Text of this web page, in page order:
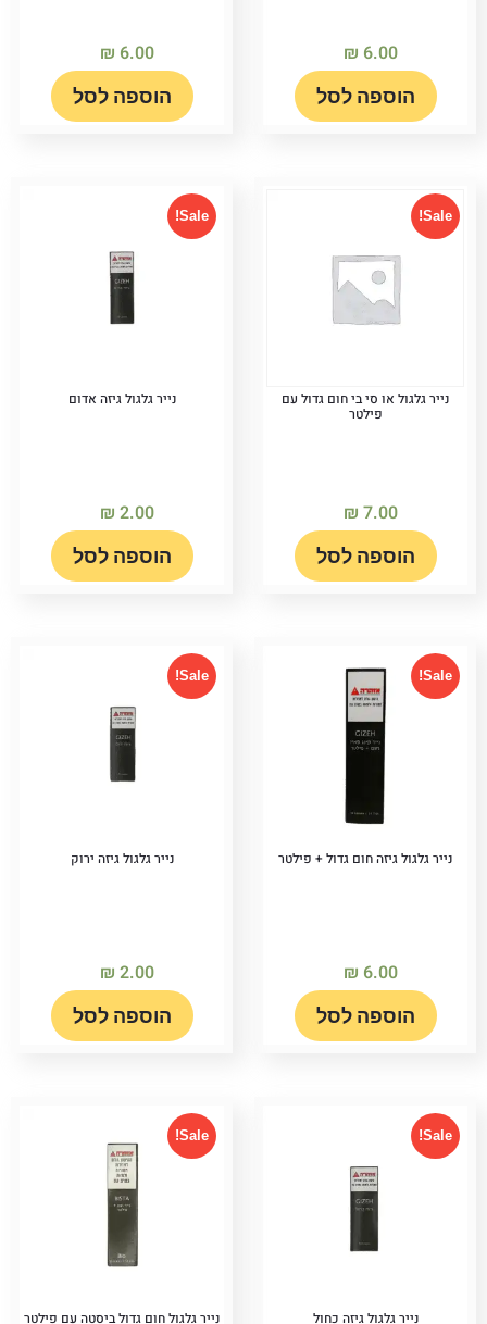
₪ 6.00
הוספה לסל
₪ 6.00
הוספה לסל
Sale!
נייר גלגול או סי בי חום גדול עם
פילטר
₪ 7.00
הוספה לסל
Sale!
נייר גלגול גיזה אדום
₪ 2.00
הוספה לסל
Sale!
נייר גלגול גיזה חום גדול + פילטר
₪ 6.00
הוספה לסל
Sale!
נייר גלגול גיזה ירוק
₪ 2.00
הוספה לסל
Sale!
נייר גלגול גיזה כחול
Sale!
נייר גלגול חום גדול ביסטה עם פילטר